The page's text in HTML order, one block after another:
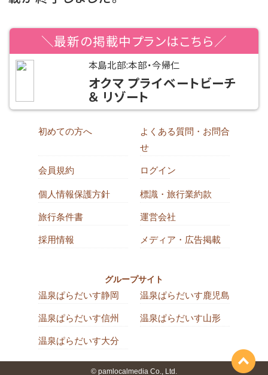
＼最新の掲載中プランはこちら／
本島北部:本部・今帰仁
オクマ プライベートビーチ
＆ リゾート
初めての方へ
よくある質問・お問合
せ
会員規約 ログイン
個人情報保護方針 標識・旅行業約款
旅行条件書 運営会社
採用情報 メディア・広告掲載
グループサイト
温泉ぱらだいす静岡 温泉ぱらだいす鹿児島
温泉ぱらだいす信州 温泉ぱらだいす山形
温泉ぱらだいす大分
© pamlocalmedia Co., Ltd.